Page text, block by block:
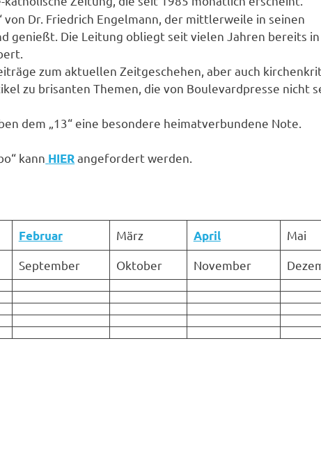
von Dr. Friedrich Engelmann, der mittlerweile in seinen
genießt. Die Leitung obliegt seit vielen Jahren bereits
zum aktuellen Zeitgeschehen, aber auch
zu brisanten Themen, die von Boulevardpresse nicht
dem „13“ eine besondere heimatverbundene Note.
kann HIERangefordert werden.
Februar März April Mai
September Oktober November